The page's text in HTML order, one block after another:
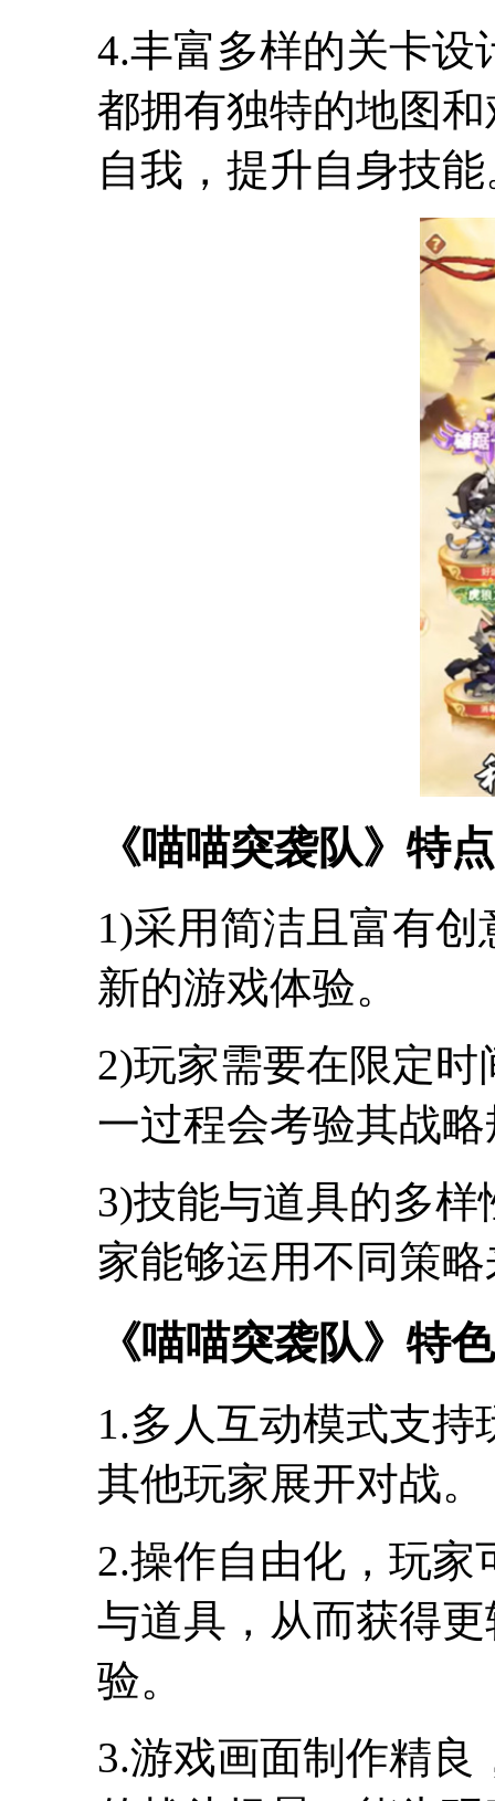
4.丰富多样的关卡设
都拥有独特的地图
自我，提升自身技
《喵喵突袭队》特点
1)采用简洁且富有
新的游戏体验。
2)玩家需要在限定
一过程会考验其战
3)技能与道具的多
家能够运用不同策
《喵喵突袭队》特色
1.多人互动模式支
其他玩家展开对战。
2.操作自由化，玩
与道具，从而获得
验。
3.游戏画面制作精